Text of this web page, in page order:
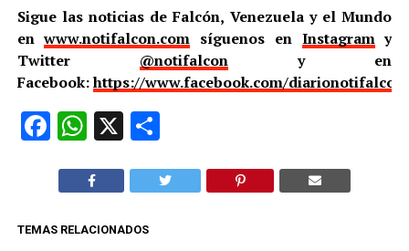
Sigue las noticias de Falcón, Venezuela y el Mundo
enwww.notifalcon.com síguenos en Instagramy
Twitter @notifalcony en
Facebook:https://www.facebook.com/
Facebook
WhatsApp
X Compartir
TEMAS RELACIONADOS